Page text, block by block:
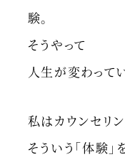
験。
そうやって
人生が変わって
私はカウンセリ
そういう「体験」